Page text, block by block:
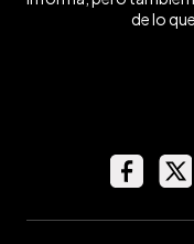
de lo